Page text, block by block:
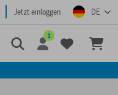
Jetzt einloggen DE
1